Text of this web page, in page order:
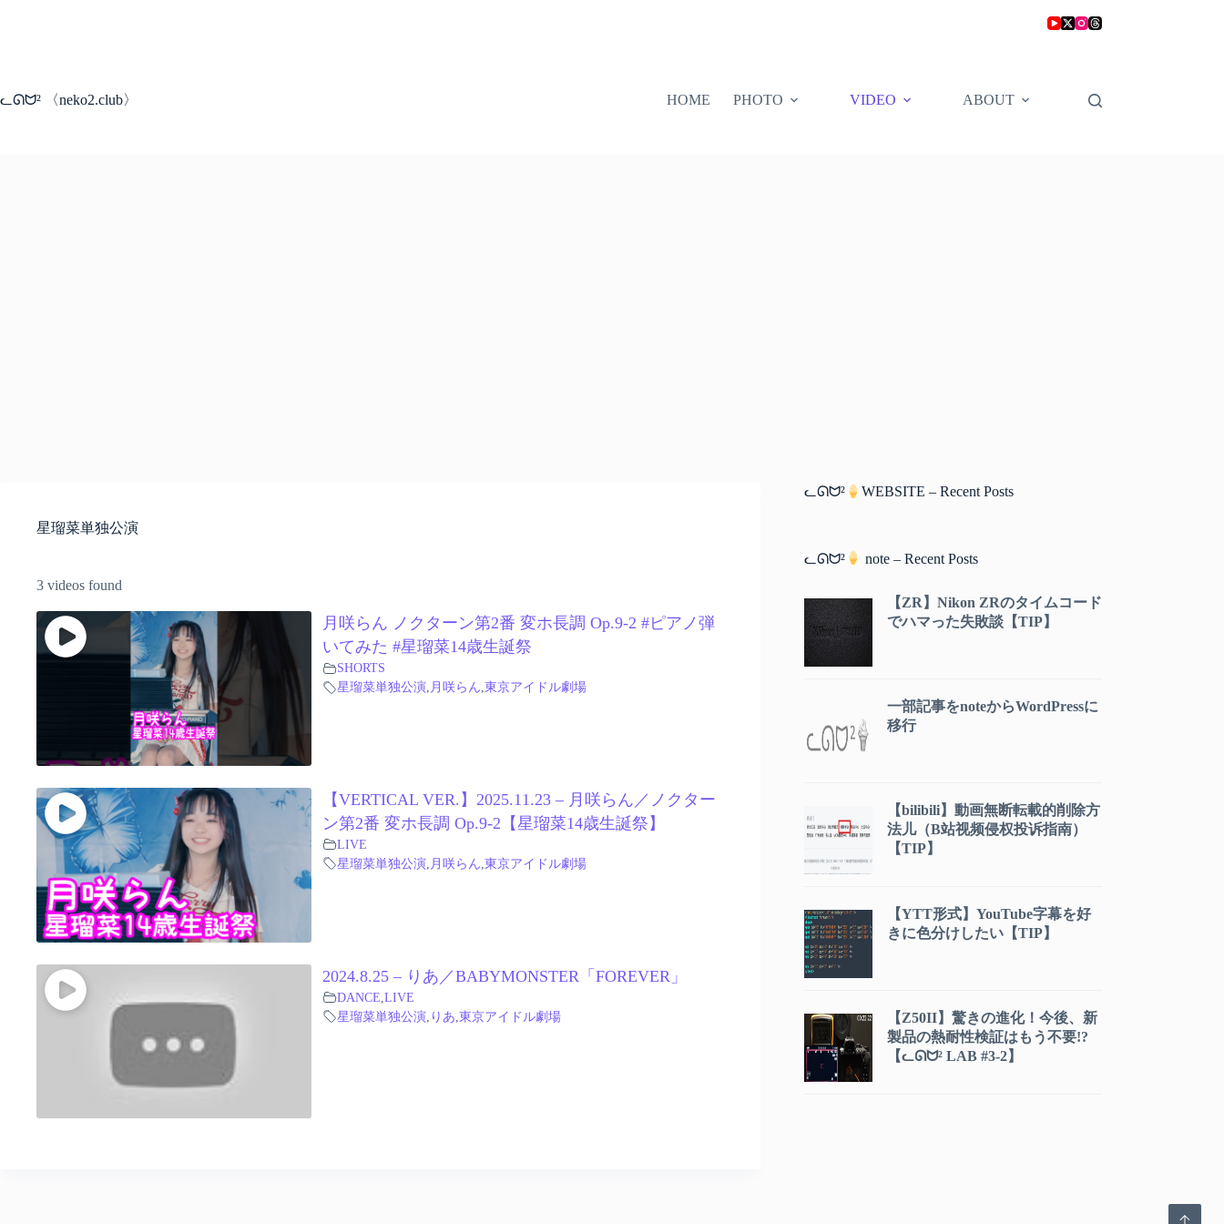
へ
ᓚᘏᗢ² 〈neko2.club〉 HOME PHOTO VIDEO ABOUT
星瑠菜単独公演
3 videos found
月咲らん ノクターン第2番 変ホ長調 Op.9-2 #ピアノ弾
いてみた #星瑠菜14歳生誕祭
SHORTS
星瑠菜単独公演, 月咲らん 東京アイドル劇場
【VERTICAL VER.】2025.11.23 – 月咲らん／ノクター
ン第2番 変ホ長調 Op.9-2【星瑠菜14歳生誕祭】
LIVE
星瑠菜単独公演, 月咲らん 東京アイドル劇場
2024.8.25 – りあ／BABYMONSTER「FOREVER」
DANCE LIVE
星瑠菜単独公演, りあ 東京アイドル劇場
ᓚᘏᗢ² WEBSITE – Recent Posts
ᓚᘏᗢ² note – Recent Posts
【ZR】Nikon ZRのタイムコード
でハマった失敗談【TIP】
一部記事をnoteからWordPressに
移行
【bilibili】動画無断転載的削除方
法儿（B站视频侵权投诉指南）
【TIP】
【YTT形式】YouTube字幕を好
きに色分けしたい【TIP】
【Z50II】驚きの進化！今後、新
製品の熱耐性検証はもう不要!?
【ᓚᘏᗢ² LAB #3-2】